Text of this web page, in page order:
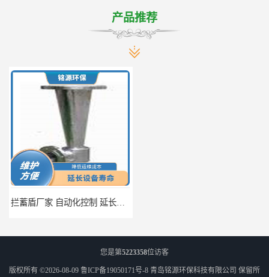
产品推荐
拦蓄盾厂家 自动化控制 延长其使用寿命
您是第5223358位访客
版权所有 ©2026-08-09 鲁ICP备19050171号-8 青岛铭源环保科技有限公司 保留所